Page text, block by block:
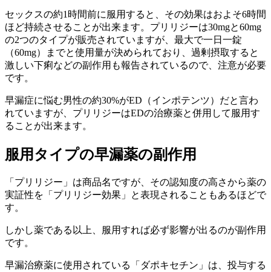
セックスの約1時間前に服用すると、その効果はおよそ6時間
ほど持続させることが出来ます。プリリジーは30mgと60mg
の2つのタイプが販売されていますが、最大で一日一錠
（60mg）までと使用量が決められており、過剰摂取すると
激しい下痢などの副作用も報告されているので、注意が必要
です。
早漏症に悩む男性の約30%がED（インポテンツ）だと言わ
れていますが、プリリジーはEDの治療薬と併用して服用す
ることが出来ます。
服用タイプの早漏薬の副作用
「プリリジー」は商品名ですが、その認知度の高さから薬の
実証性を「プリリジー効果」と表現されることもあるほどで
す。
しかし薬である以上、服用すれば必ず影響が出るのが副作用
です。
早漏治療薬に使用されている「ダポキセチン」は、投与する